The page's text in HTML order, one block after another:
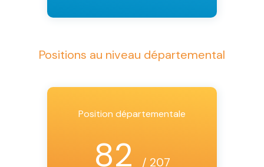
Positions au niveau départemental
Position départementale
82 / 207